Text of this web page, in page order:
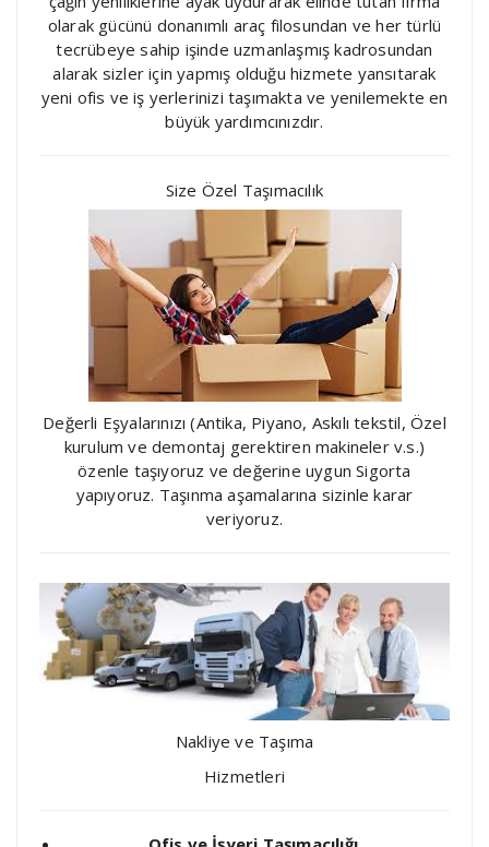
olarak gücünü donanımlı araç filosundan ve her türlü
tecrübeye sahip işinde uzmanlaşmış kadrosundan
alarak sizler için yapmış olduğu hizmete yansıtarak
yeni ofis ve iş yerlerinizi taşımakta ve yenilemekte en
büyük yardımcınızdır.
Size Özel Taşımacılık
Değerli Eşyalarınızı (Antika, Piyano, Askılı tekstil, Özel
kurulum ve demontaj gerektiren makineler v.s.)
özenle taşıyoruz ve değerine uygun Sigorta
yapıyoruz. Taşınma aşamalarına sizinle karar
veriyoruz.
Nakliye ve Taşıma
Hizmetleri